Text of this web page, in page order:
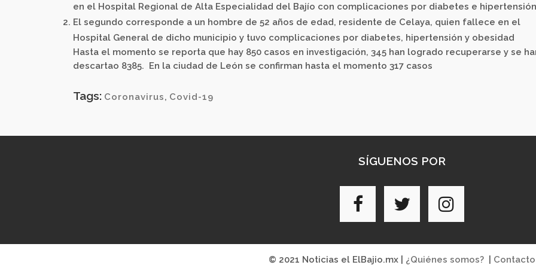
en el Hospital Regional de Alta Especialidad del Bajío con complicaciones por diabetes e
El segundo corresponde a un hombre de 52 años de edad, residente de Celaya, quien fallece en el
Hospital General de dicho municipio y tuvo complicaciones por diabetes, hipertensión y obesidad
Hasta el momento se reporta que hay 850 casos en investigación, 345 han logrado recuperarse y se
descartao 8385. En la ciudad de León se confirman hasta el momento 317 casos
Tags: Coronavirus, Covid-19
SÍGUENOS POR
© 2021 Noticias el ElBajio.mx | ¿Quiénes somos? Contacto